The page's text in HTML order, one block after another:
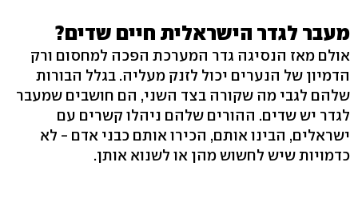
מעבר לגדר הישראלית חיים שדים?
אולם מאז הנסיגה גדר המערכת הפכה למחסום ורק
הדמיון של הנערים יכול לזנק מעליה. בגלל הבורות
שלהם לגבי מה שקורה בצד השני, הם חושבים שמעבר
לגדר יש שדים. ההורים שלהם ניהלו קשרים עם
ישראלים, הבינו אותם, הכירו אותם כבני אדם - לא
כדמויות שיש לחשוש מהן או לשנוא אותן.